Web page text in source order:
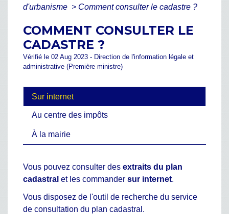
d'urbanisme > Comment consulter le cadastre ?
COMMENT CONSULTER LE
CADASTRE ?
Vérifié le 02 Aug 2023 - Direction de l'information légale et
administrative (Première ministre)
Sur internet
Au centre des impôts
À la mairie
Vous pouvez consulter des extraits du plan
cadastral et les commander sur internet.
Vous disposez de l'outil de recherche du service
de consultation du plan cadastral.